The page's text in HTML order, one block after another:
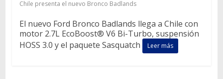
Chile presenta el nuevo Bronco Badlands
El nuevo Ford Bronco Badlands llega a Chile con
motor 2.7L EcoBoost® V6 Bi-Turbo, suspensión
HOSS 3.0 y el paquete Sasquatch
Leer más